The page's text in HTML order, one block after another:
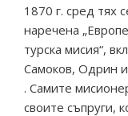
1870 г. сред тях
наречена
турска мисия“,
Самоков, Одрин
. Самите
своите съпруги,